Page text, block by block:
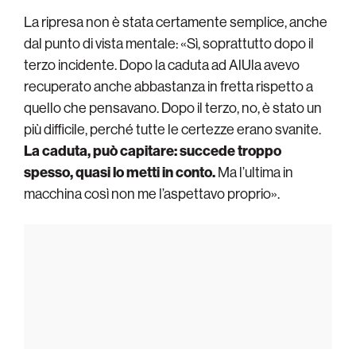
La ripresa non è stata certamente semplice, anche
dal punto di vista mentale: «Sì, soprattutto dopo il
terzo incidente. Dopo la caduta ad AlUla avevo
recuperato anche abbastanza in fretta rispetto a
quello che pensavano. Dopo il terzo, no, è stato un
più difficile, perché tutte le certezze erano svanite.
La caduta, può capitare: succede troppo
spesso, quasi lo metti in conto.Ma l’ultima in
macchina così non me l’aspettavo proprio».